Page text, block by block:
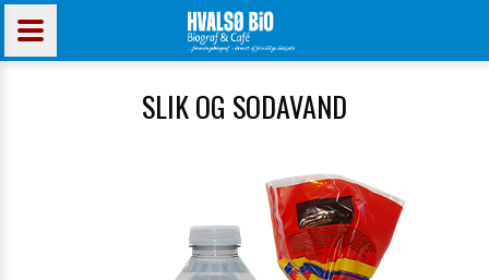
SLIK OG SODAVAND